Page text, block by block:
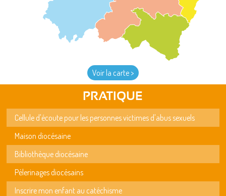
Voir la carte >
PRATIQUE
Cellule d'écoute pour les personnes victimes d'abus sexuels
Maison diocésaine
Bibliothèque diocésaine
Pèlerinages diocésains
Inscrire mon enfant au catéchisme